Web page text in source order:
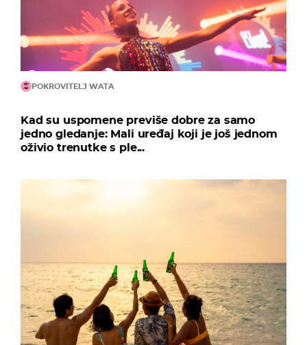
POKROVITELJ WATA
Kad su uspomene previše dobre za samo
jedno gledanje: Mali uređaj koji je još jednom
oživio trenutke s ple...